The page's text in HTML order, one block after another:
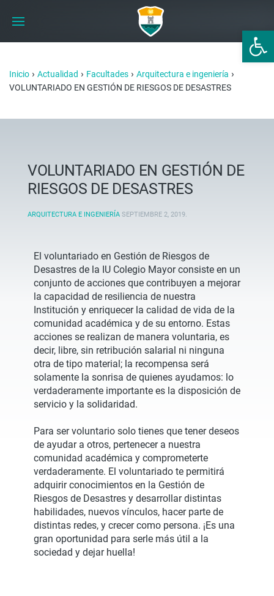
Abrir
Inicio › Actualidad › Facultades › Arquitectura e ingeniería ›
VOLUNTARIADO EN GESTIÓN DE RIESGOS DE DESASTRES
VOLUNTARIADO EN GESTIÓN DE
RIESGOS DE DESASTRES
ARQUITECTURA E INGENIERÍA SEPTIEMBRE 2, 2019.
El voluntariado en Gestión de Riesgos de
Desastres de la IU Colegio Mayor consiste en un
conjunto de acciones que contribuyen a mejorar
la capacidad de resiliencia de nuestra
Institución y enriquecer la calidad de vida de la
comunidad académica y de su entorno. Estas
acciones se realizan de manera voluntaria, es
decir, libre, sin retribución salarial ni ninguna
otra de tipo material; la recompensa será
solamente la sonrisa de quienes ayudamos: lo
verdaderamente importante es la disposición de
servicio y la solidaridad.
Para ser voluntario solo tienes que tener deseos
de ayudar a otros, pertenecer a nuestra
comunidad académica y comprometerte
verdaderamente. El voluntariado te permitirá
adquirir conocimientos en la Gestión de
Riesgos de Desastres y desarrollar distintas
habilidades, nuevos vínculos, hacer parte de
distintas redes, y crecer como persona. ¡Es una
gran oportunidad para serle más útil a la
sociedad y dejar huella!